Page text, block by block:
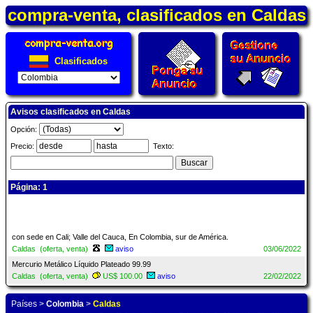
compra-venta, clasificados en Caldas
Clasificados
Avisos clasificados en Caldas
Opción:
Precio:
Texto:
Página: 1
con sede en Cali; Valle del Cauca, En Colombia, sur de América.
Caldas (oferta, venta)
aviso
03/06/2022
Mercurio Metálico Líquido Plateado 99.99
Caldas (oferta, venta)
US$ 100.00 aviso 22/02/2022
Países > Colombia > Caldas